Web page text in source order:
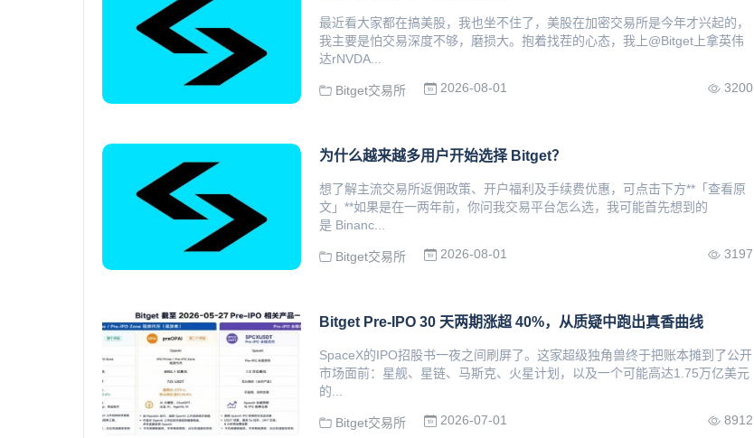
最近看大家都在搞美股，我也坐不住了，美股在加密交易所是今年才兴起的，
我主要是怕交易深度不够，磨损大。抱着找茬的心态，我上@Bitget上拿英伟
达rNVDA...
Bitget交易所 2026-08-01 3200
为什么越来越多用户开始选择 Bitget？
想了解主流交易所返佣政策、开户福利及手续费优惠，可点击下方**「查看原
文」**如果是在一两年前，你问我交易平台怎么选，我可能首先想到的
是 Binanc...
Bitget交易所 2026-08-01 3197
Bitget Pre-IPO 30 天两期涨超 40%，从质疑中跑出真香曲线
SpaceX的IPO招股书一夜之间刷屏了。这家超级独角兽终于把账本摊到了公开
市场面前：星舰、星链、马斯克、火星计划，以及一个可能高达1.75万亿美元
的...
Bitget交易所 2026-07-01 8912